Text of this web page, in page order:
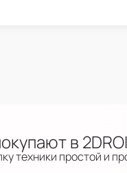
в
техники простой и